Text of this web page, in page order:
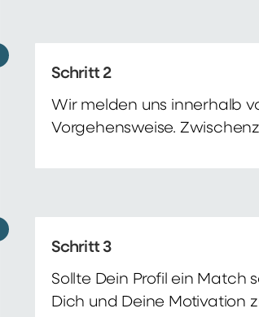
Schritt 2
Wir melden uns innerhalb
Vorgehensweise.
Schritt 3
Sollte Dein Profil ein Match
Dich und Deine Motivation